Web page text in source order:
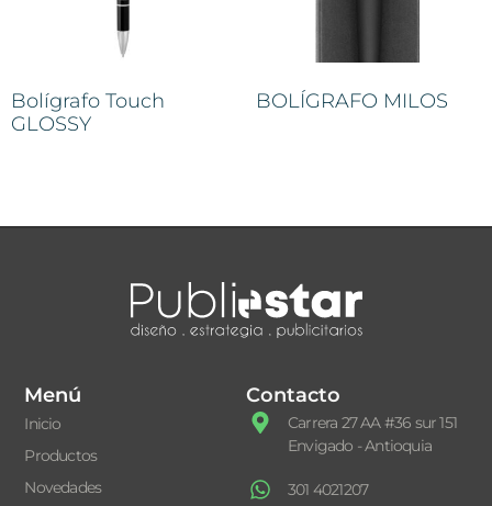
Bolígrafo Touch
GLOSSY
BOLÍGRAFO MILOS
Menú
Inicio
Productos
Novedades
Contacto
Carrera 27 AA #36 sur 151
Envigado - Antioquia
301 4021207